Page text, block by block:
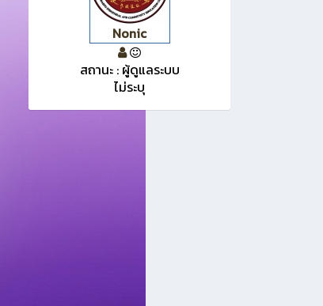
Nonic
สถานะ : ผู้ดูแลระบบ
ไม่ระบุ